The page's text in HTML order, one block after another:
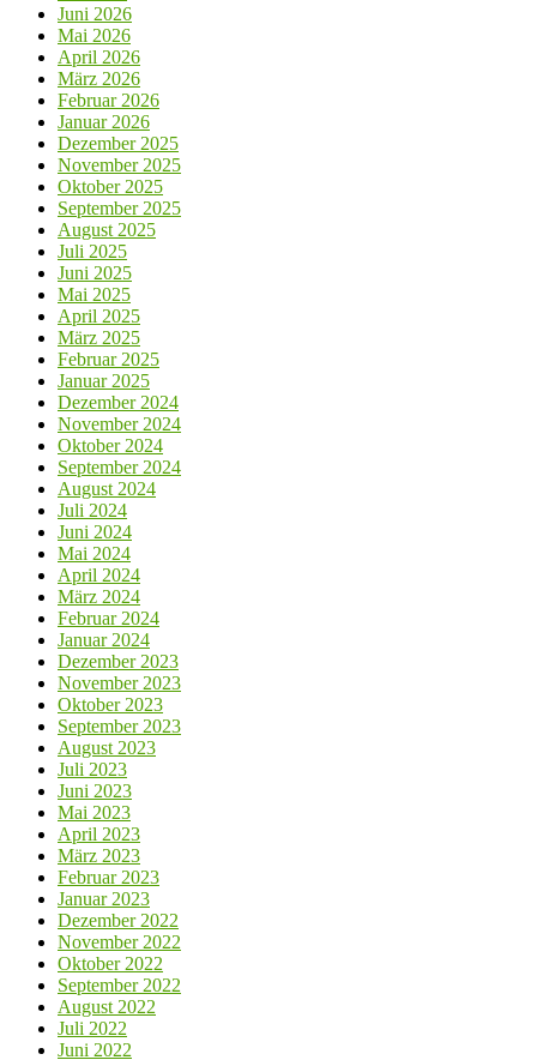
Juni 2026
Mai 2026
April 2026
März 2026
Februar 2026
Januar 2026
Dezember 2025
November 2025
Oktober 2025
September 2025
August 2025
Juli 2025
Juni 2025
Mai 2025
April 2025
März 2025
Februar 2025
Januar 2025
Dezember 2024
November 2024
Oktober 2024
September 2024
August 2024
Juli 2024
Juni 2024
Mai 2024
April 2024
März 2024
Februar 2024
Januar 2024
Dezember 2023
November 2023
Oktober 2023
September 2023
August 2023
Juli 2023
Juni 2023
Mai 2023
April 2023
März 2023
Februar 2023
Januar 2023
Dezember 2022
November 2022
Oktober 2022
September 2022
August 2022
Juli 2022
Juni 2022